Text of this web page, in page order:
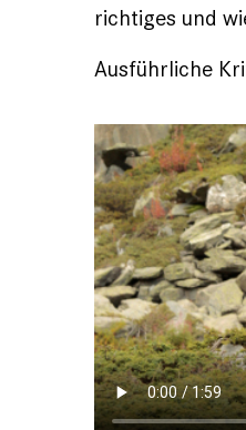
richtiges und
Ausführliche